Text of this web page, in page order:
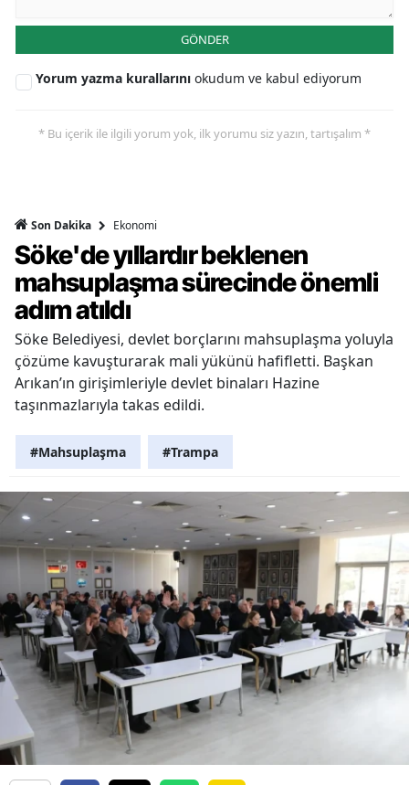
GÖNDER
Yorum yazma kurallarını okudum ve kabul ediyorum
* Bu içerik ile ilgili yorum yok, ilk yorumu siz yazın, tartışalım *
Son Dakika Ekonomi
Söke'de yıllardır beklenen
mahsuplaşma sürecinde önemli
adım atıldı
Söke Belediyesi, devlet borçlarını mahsuplaşma yoluyla
çözüme kavuşturarak mali yükünü hafifletti. Başkan
Arıkan’ın girişimleriyle devlet binaları Hazine
taşınmazlarıyla takas edildi.
#Mahsuplaşma #Trampa